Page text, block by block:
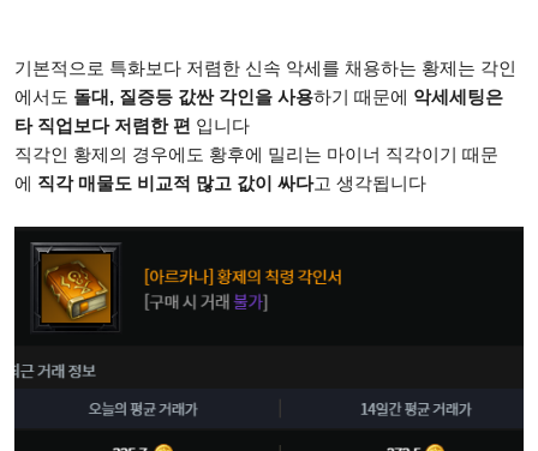
기본적으로 특화보다 저렴한 신속 악세를 채용하는 황제는 각인
에서도 돌대, 질증등 값싼 각인을 사용하기 때문에 악세세팅은
타 직업보다 저렴한 편 입니다
직각인 황제의 경우에도 황후에 밀리는 마이너 직각이기 때문
에 직각 매물도 비교적 많고 값이 싸다고 생각됩니다